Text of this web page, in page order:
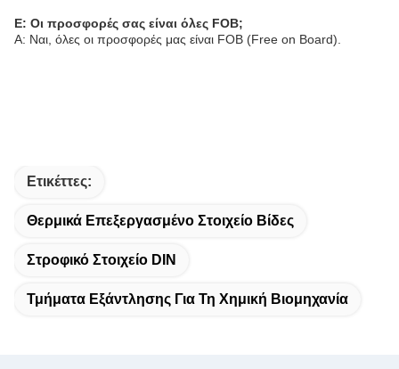
Ε: Οι προσφορές σας είναι όλες FOB;
Α: Ναι, όλες οι προσφορές μας είναι FOB (Free on Board).
Ετικέττες:
Θερμικά Επεξεργασμένο Στοιχείο Βίδες
Στροφικό Στοιχείο DIN
Τμήματα Εξάντλησης Για Τη Χημική Βιομηχανία